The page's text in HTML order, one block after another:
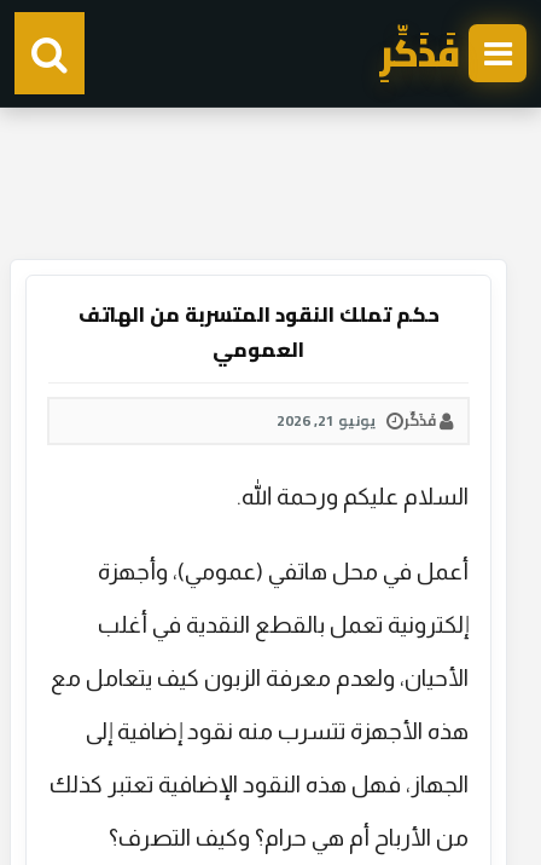
فَذَكِّرِ
حكم تملك النقود المتسربة من الهاتف
العمومي
فَذَكِّر يونيو 21, 2026
السلام عليكم ورحمة الله.
أعمل في محل هاتفي (عمومي)، وأجهزة
إلكترونية تعمل بالقطع النقدية في أغلب
الأحيان، ولعدم معرفة الزبون كيف يتعامل مع
هذه الأجهزة تتسرب منه نقود إضافية إلى
الجهاز، فهل هذه النقود الإضافية تعتبر كذلك
من الأرباح أم هي حرام؟ وكيف التصرف؟